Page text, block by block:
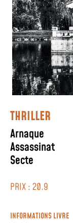
THRILLER
Arnaque
Assassinat
Secte
PRIX : 20.9
INFORMATIONS LIVRE